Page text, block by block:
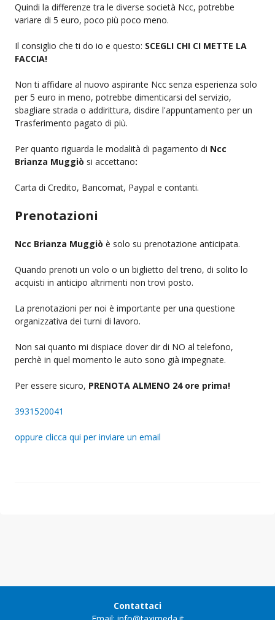
Quindi la differenze tra le diverse società Ncc, potrebbe
variare di 5 euro, poco più poco meno.
Il consiglio che ti do io e questo: SCEGLI CHI CI METTE LA
FACCIA!
Non ti affidare al nuovo aspirante Ncc senza esperienza solo
per 5 euro in meno, potrebbe dimenticarsi del servizio,
sbagliare strada o addirittura, disdire l'appuntamento per un
Trasferimento pagato di più.
Per quanto riguarda le modalità di pagamento di Ncc
Brianza Muggiò si accettano:
Carta di Credito, Bancomat, Paypal e contanti.
Prenotazioni
Ncc Brianza Muggiò è solo su prenotazione anticipata.
Quando prenoti un volo o un biglietto del treno, di solito lo
acquisti in anticipo altrimenti non trovi posto.
La prenotazioni per noi è importante per una questione
organizzativa dei turni di lavoro.
Non sai quanto mi dispiace dover dir di NO al telefono,
perchè in quel momento le auto sono già impegnate.
Per essere sicuro, PRENOTA ALMENO 24 ore prima!
3931520041
oppure clicca qui per inviare un email
Contattaci